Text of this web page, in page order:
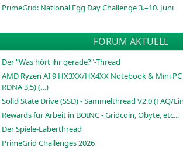
PrimeGrid: National Egg Day Challenge 3.–10. Juni
FORUM AKTUELL
Der "Was hört ihr gerade?"-Thread
AMD Ryzen AI 9 HX3XX/HX4XX Notebook & Mini
RDNA 3,5) (…)
Solid State Drive (SSD) - Sammelthread V2.0 (FAQ/
Rewards für Arbeit in BOINC - Gridcoin, Obyte, etc...
Der Spiele-Laberthread
PrimeGrid Challenges 2026